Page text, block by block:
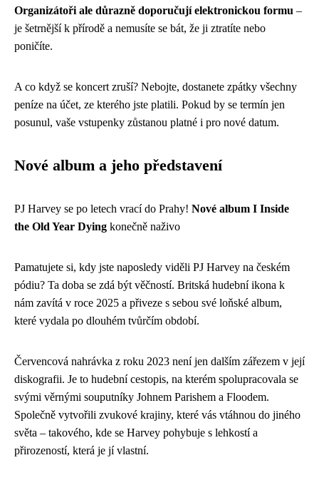
Organizátoři ale důrazně doporučují elektronickou formu –
je šetrnější k přírodě a nemusíte se bát, že ji ztratíte nebo
poničíte.
A co když se koncert zruší? Nebojte, dostanete zpátky všechny
peníze na účet, ze kterého jste platili. Pokud by se termín jen
posunul, vaše vstupenky zůstanou platné i pro nové datum.
Nové album a jeho představení
PJ Harvey se po letech vrací do Prahy! Nové album I Inside
the Old Year Dying konečně naživo
Pamatujete si, kdy jste naposledy viděli PJ Harvey na českém
pódiu? Ta doba se zdá být věčností. Britská hudební ikona k
nám zavítá v roce 2025 a přiveze s sebou své loňské album,
které vydala po dlouhém tvůrčím období.
Červencová nahrávka z roku 2023 není jen dalším zářezem v její
diskografii. Je to hudební cestopis, na kterém spolupracovala se
svými věrnými souputníky Johnem Parishem a Floodem.
Společně vytvořili zvukové krajiny, které vás vtáhnou do jiného
světa – takového, kde se Harvey pohybuje s lehkostí a
přirozeností, která je jí vlastní.